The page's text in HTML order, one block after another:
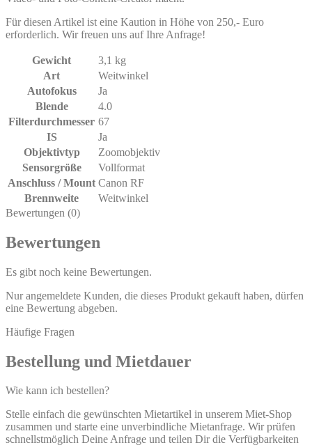
Für diesen Artikel ist eine Kaution in Höhe von 250,- Euro
erforderlich. Wir freuen uns auf Ihre Anfrage!
Gewicht
3,1 kg
Art
Weitwinkel
Autofokus
Ja
Blende
4.0
Filterdurchmesser 67
IS
Ja
Objektivtyp
Zoomobjektiv
Sensorgröße
Vollformat
Anschluss / Mount Canon RF
Brennweite
Weitwinkel
Bewertungen (0)
Bewertungen
Es gibt noch keine Bewertungen.
Nur angemeldete Kunden, die dieses Produkt gekauft haben, dürfen
eine Bewertung abgeben.
Häufige Fragen
Bestellung und Mietdauer
Wie kann ich bestellen?
Stelle einfach die gewünschten Mietartikel in unserem Miet-Shop
zusammen und starte eine unverbindliche Mietanfrage. Wir prüfen
schnellstmöglich Deine Anfrage und teilen Dir die Verfügbarkeiten